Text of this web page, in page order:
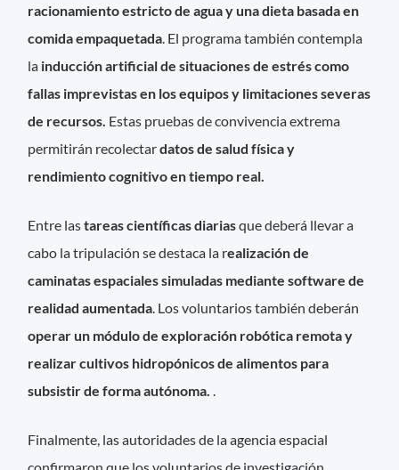
racionamiento estricto de agua y una dieta basada en
comida empaquetada . El programa también contempla
la inducción artificial de situaciones de estrés como
fallas imprevistas en los equipos y limitaciones severas
de recursos. Estas pruebas de convivencia extrema
permitirán recolectardatos de salud física y
rendimiento cognitivo en tiempo real.
Entre lastareas científicas diariasque deberá llevar a
cabo la tripulación se destaca la realización de
caminatas espaciales simuladas mediante software de
realidad aumentada . Los voluntarios también deberán
operar un módulo de exploración robótica remota y
realizar cultivos hidropónicos de alimentos para
subsistir de forma autónoma.
Finalmente, las autoridades de la agencia espacial